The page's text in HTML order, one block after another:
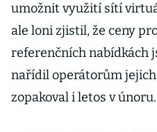
umožnit využití sítí
ale loni zjistil, že ceny
referenčních nabídkách
nařídil operátorům jejich
zopakoval i letos v únoru.